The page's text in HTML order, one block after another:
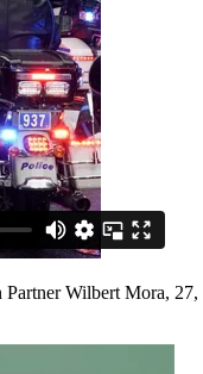
Wilbert Mora,